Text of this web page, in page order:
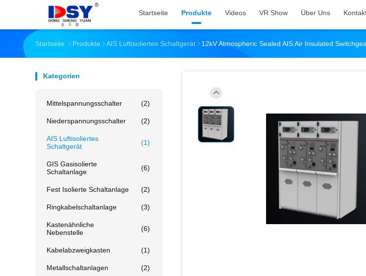
Startseite Produkte Videos VR Show Über Uns
Startseite Produkte AIS Luftisoliertes Schaltgerät 12kV Atmospheric Sealed AIS Air Insulated
Kategorien
Mittelspannungsschalter (2)
Niederspannungsschalter (2)
AIS Luftisoliertes
Schaltgerät
(1)
GIS Gasisolierte
Schaltanlage
(6)
Fest Isolierte Schaltanlage (2)
Ringkabelschaltanlage (3)
Kastenähnliche
Nebenstelle
(6)
Kabelabzweigkasten (1)
Metallschaltanlagen (2)